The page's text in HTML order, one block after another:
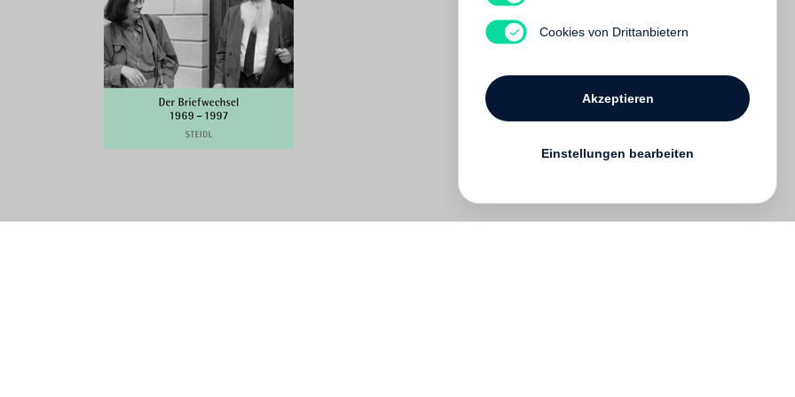
Cookies von Drittanbietern
Akzeptieren
Einstellungen bearbeiten